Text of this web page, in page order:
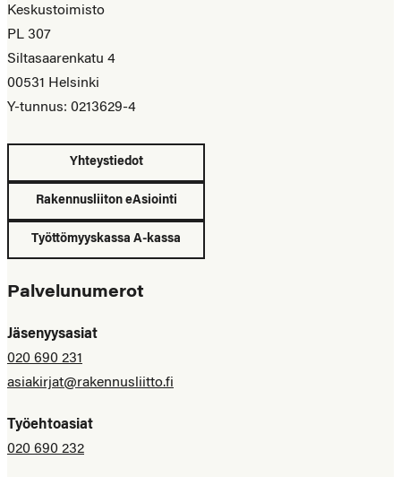
Keskustoimisto
PL 307
Siltasaarenkatu 4
00531 Helsinki
Y-tunnus: 0213629-4
Yhteystiedot
Rakennusliiton eAsiointi
Työttömyyskassa A-kassa
Palvelunumerot
Jäsenyysasiat
020 690 231
asiakirjat@rakennusliitto.fi
Työehtoasiat
020 690 232